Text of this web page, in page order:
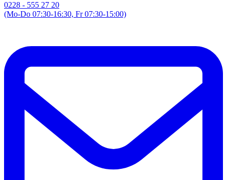
0228 - 555 27 20
(Mo-Do 07:30-16:30, Fr 07:30-15:00)